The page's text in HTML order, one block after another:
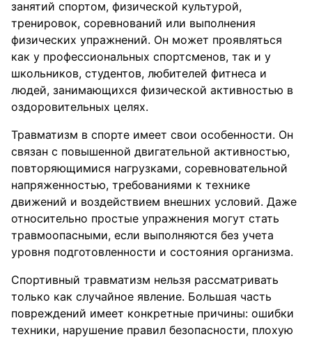
занятий спортом, физической культурой,
тренировок, соревнований или выполнения
физических упражнений. Он может проявляться
как у профессиональных спортсменов, так и у
школьников, студентов, любителей фитнеса и
людей, занимающихся физической активностью в
оздоровительных целях.
Травматизм в спорте имеет свои особенности. Он
связан с повышенной двигательной активностью,
повторяющимися нагрузками, соревновательной
напряженностью, требованиями к технике
движений и воздействием внешних условий. Даже
относительно простые упражнения могут стать
травмоопасными, если выполняются без учета
уровня подготовленности и состояния организма.
Спортивный травматизм нельзя рассматривать
только как случайное явление. Большая часть
повреждений имеет конкретные причины: ошибки
техники, нарушение правил безопасности, плохую